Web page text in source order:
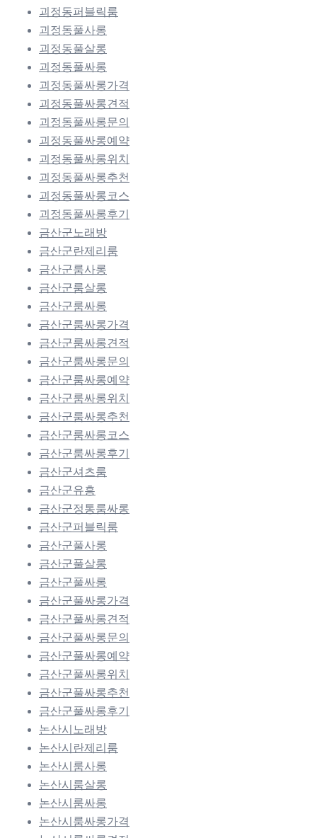
괴정동퍼블릭룸
괴정동풀사롱
괴정동풀살롱
괴정동풀싸롱
괴정동풀싸롱가격
괴정동풀싸롱견적
괴정동풀싸롱문의
괴정동풀싸롱예약
괴정동풀싸롱위치
괴정동풀싸롱추천
괴정동풀싸롱코스
괴정동풀싸롱후기
금산군노래방
금산군란제리룸
금산군룸사롱
금산군룸살롱
금산군룸싸롱
금산군룸싸롱가격
금산군룸싸롱견적
금산군룸싸롱문의
금산군룸싸롱예약
금산군룸싸롱위치
금산군룸싸롱추천
금산군룸싸롱코스
금산군룸싸롱후기
금산군셔츠룸
금산군유흥
금산군정통룸싸롱
금산군퍼블릭룸
금산군풀사롱
금산군풀살롱
금산군풀싸롱
금산군풀싸롱가격
금산군풀싸롱견적
금산군풀싸롱문의
금산군풀싸롱예약
금산군풀싸롱위치
금산군풀싸롱추천
금산군풀싸롱후기
논산시노래방
논산시란제리룸
논산시룸사롱
논산시룸살롱
논산시룸싸롱
논산시룸싸롱가격